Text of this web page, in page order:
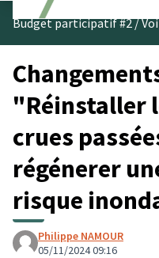
Budget participatif #2/
"Réinstaller
crues
régénerer
risque
Philippe NAMOUR
05/11/2024 09:16